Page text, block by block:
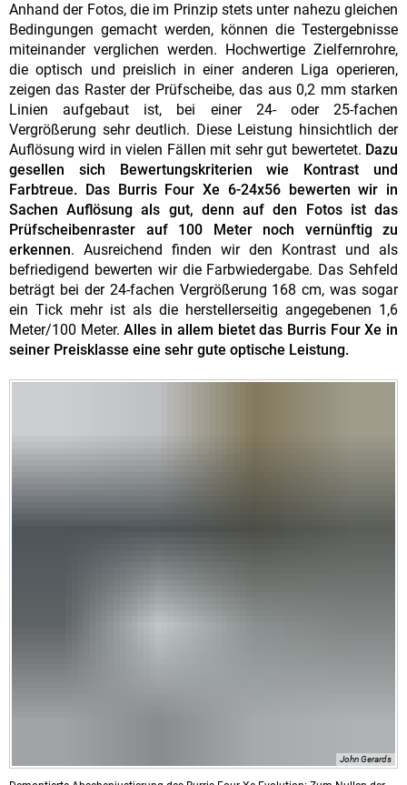
Anhand der Fotos, die im Prinzip stets unter nahezu gleichen
Bedingungen gemacht werden, können die Testergebnisse
miteinander verglichen werden. Hochwertige Zielfernrohre,
die optisch und preislich in einer anderen Liga operieren,
zeigen das Raster der Prüfscheibe, das aus 0,2 mm starken
Linien aufgebaut ist, bei einer 24- oder 25-fachen
Vergrößerung sehr deutlich. Diese Leistung hinsichtlich der
Auflösung wird in vielen Fällen mit sehr gut bewertetet. Dazu
gesellen sich Bewertungskriterien wie Kontrast und
Farbtreue. Das Burris Four Xe 6-24x56 bewerten wir in
Sachen Auflösung als gut, denn auf den Fotos ist das
Prüfscheibenraster auf 100 Meter noch vernünftig zu
erkennen. Ausreichend finden wir den Kontrast und als
befriedigend bewerten wir die Farbwiedergabe. Das Sehfeld
beträgt bei der 24-fachen Vergrößerung 168 cm, was sogar
ein Tick mehr ist als die herstellerseitig angegebenen 1,6
Meter/100 Meter.Alles in allem bietet das Burris Four Xe in
seiner Preisklasse eine sehr gute optische Leistung.
John Gerards